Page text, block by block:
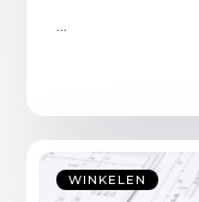
...
WINKELEN